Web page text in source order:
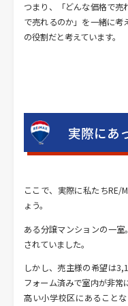
つまり、「どんな価格で
で売れるのか」を一緒に
の役割だと考えています。
実際にあ
ここで、実際に私たちRE/
ょう。
ある分譲マンションの一
されていました。
しかし、売主様の希望は
フォーム済みで室内が非常
高い小学校区にあること